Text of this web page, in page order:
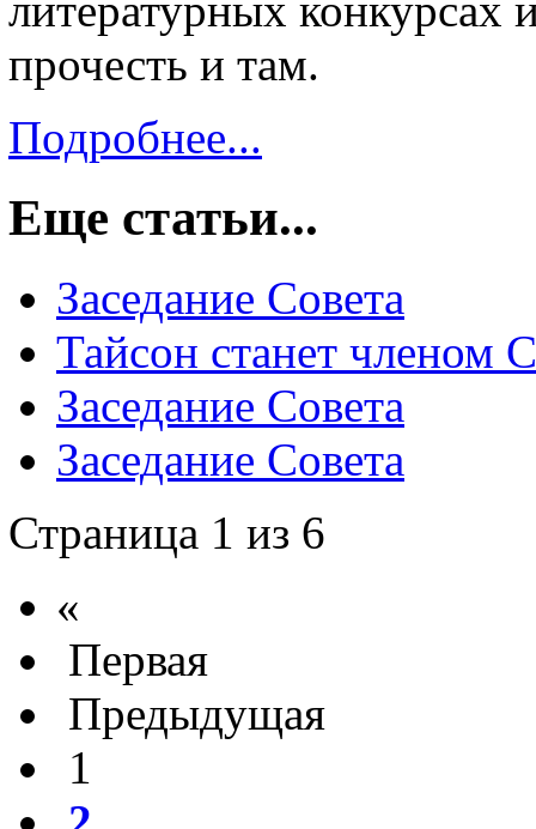
прочесть и там.
Подробнее...
Еще статьи...
Заседание Совета
Тайсон станет членом
Заседание Совета
Заседание Совета
Страница 1 из 6
«
Первая
Предыдущая
1